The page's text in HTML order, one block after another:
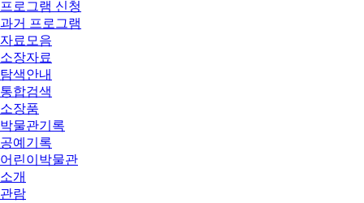
프로그램 신청
과거 프로그램
자료모음
소장자료
탐색안내
통합검색
소장품
박물관기록
공예기록
어린이박물관
소개
관람